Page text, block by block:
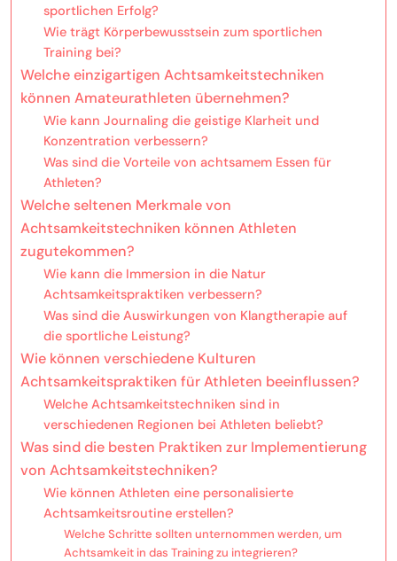
sportlichen Erfolg?
Wie trägt Körperbewusstsein zum sportlichen
Training bei?
Welche einzigartigen Achtsamkeitstechniken
können Amateurathleten übernehmen?
Wie kann Journaling die geistige Klarheit und
Konzentration verbessern?
Was sind die Vorteile von achtsamem Essen für
Athleten?
Welche seltenen Merkmale von
Achtsamkeitstechniken können Athleten
zugutekommen?
Wie kann die Immersion in die Natur
Achtsamkeitspraktiken verbessern?
Was sind die Auswirkungen von Klangtherapie auf
die sportliche Leistung?
Wie können verschiedene Kulturen
Achtsamkeitspraktiken für Athleten beeinflussen?
Welche Achtsamkeitstechniken sind in
verschiedenen Regionen bei Athleten beliebt?
Was sind die besten Praktiken zur Implementierung
von Achtsamkeitstechniken?
Wie können Athleten eine personalisierte
Achtsamkeitsroutine erstellen?
Welche Schritte sollten unternommen werden, um
Achtsamkeit in das Training zu integrieren?